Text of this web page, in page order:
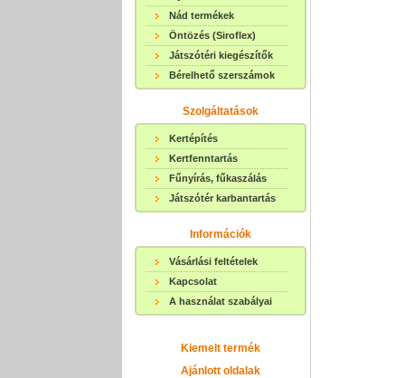
Nád termékek
Öntözés (Siroflex)
Játszótéri kiegészítők
Bérelhető szerszámok
Szolgáltatások
Kertépítés
Kertfenntartás
Fűnyírás, fűkaszálás
Játszótér karbantartás
Információk
Vásárlási feltételek
Kapcsolat
A használat szabályai
Kiemelt termék
Ajánlott oldalak